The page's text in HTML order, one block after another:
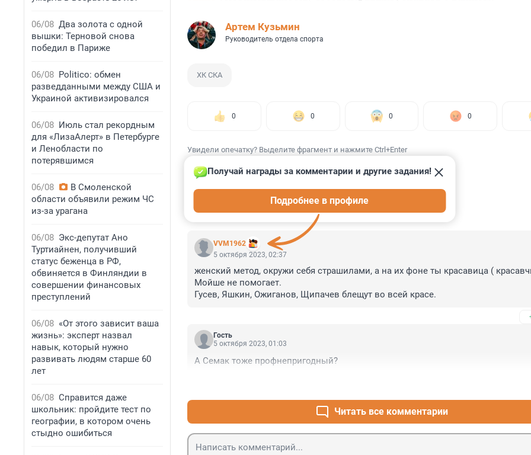
06/08 Два золота с одной
вышки: Терновой снова
победил в Париже
06/08 Politico: обмен
разведданными между США и
Украиной активизировался
06/08 Июль стал рекордным
для «ЛизаАлерт» в Петербурге
и Ленобласти по
потерявшимся
06/08
В Смоленской
области объявили режим ЧС
из-за урагана
06/08 Экс-депутат Ано
Туртиайнен, получивший
статус беженца в РФ,
обвиняется в Финляндии в
совершении финансовых
преступлений
06/08 «От этого зависит ваша
жизнь»: эксперт назвал
навык, который нужно
развивать людям старше 60
лет
06/08 Справится даже
школьник: пройдите тест по
географии, в котором очень
стыдно ошибиться
Артем Кузьмин
Руководитель отдела спорта
ХК СКА
0 0 0 0
Увидели опечатку? Выделите фрагмент и нажмите Ctrl+Enter
КОММЕНТАРИИ 6
VVM1962
Получай награды за комментарии и другие задания!
Подробнее в профиле
5 октября 2023, 02:37
женский метод, окружи себя страшилами, а на их фоне ты красавица (
Мойше не помогает.
Гусев, Яшкин, Ожиганов, Щипачев блещут во всей красе.
Гость
5 октября 2023, 01:03
А Семак тоже профнепригодный?
Читать все комментарии